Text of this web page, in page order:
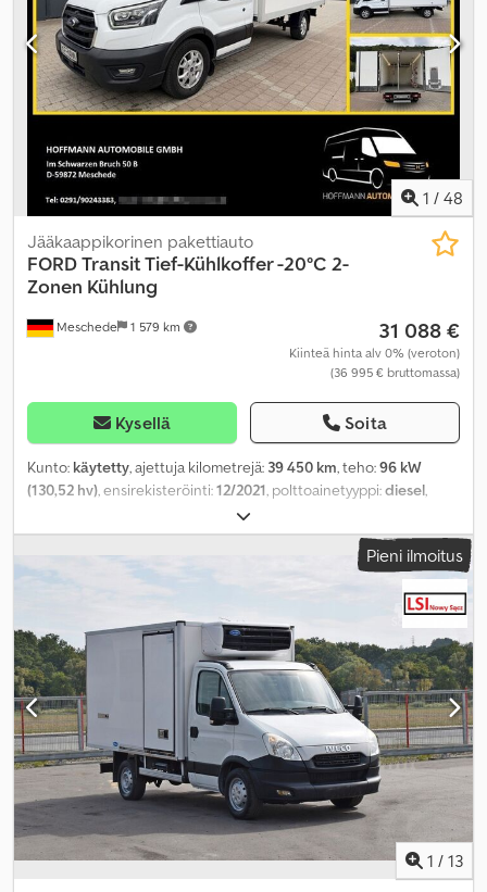
1 / 48
Meschede 1 579 km
Jääkaappikorinen pakettiauto
FORDTransit Tief-Kühlkoffer -20°C 2-
Zonen Kühlung
31 088 €
Kiinteä hinta alv 0% (veroton)
(36 995 € bruttomassa)
Kysellä Soita
Kunto: käytetty, ajettuja kilometrejä: 39 450 km, teho:96 kW
(130,52 hv), ensirekisteröinti:12/2021, polttoainetyyppi:diesel,
, seuraava tarkastus (TÜV):
valkoinen, vaihteistotyyppi:automaattinen, päästöluokka:Euro 6,
istuimien määrä:2
, lastitilan leveys:
2 110 mm
, kuormatilan korkeus: , Valmistusvuosi:2021,
ABS, elektroninen ajonvakautusjärjestelmä (ESP),
ilmastointi, keskuslukitus, noesuodatin, pysäköintilämmitin,
Pieni ilmoitus
1 / 13